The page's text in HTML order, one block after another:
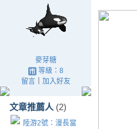
麥芽糖
等級：8
留言｜ 加入好友
文章推薦人 (2)
陸游2號：漫長當